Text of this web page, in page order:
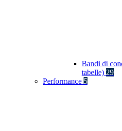
Bandi di
tabelle) 29
Performance 5